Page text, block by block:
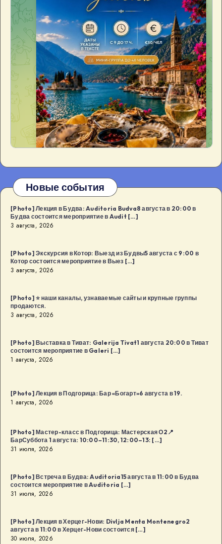
Новые события
[Photo] Лекция в Будва: Auditoria Budva8 августа в 20:00 в
Будва состоится мероприятие в Audit […]
3 августа, 2026
[Photo] Экскурсия в Котор: Выезд из Будвы5 августа с 9:00 в
Котор состоится мероприятие в Выез […]
3 августа, 2026
[Photo] ⭐️ наши каналы, узнаваемые сайты и крупные группы
продаются.
3 августа, 2026
[Photo] Выставка в Тиват: Galerija Tivat1 августа 20:00 в Тиват
состоится мероприятие в Galeri […]
1 августа, 2026
[Photo] Лекция в Подгорица: Бар «Богарт»6 августа в 19.
1 августа, 2026
[Photo] Мастер-класс в Подгорица: Мастерская О2📍
БарСуббота 1 августа: 10:00–11:30, 12:00–13: […]
31 июля, 2026
[Photo] Встреча в Будва: Auditoria15 августа в 11:00 в Будва
состоится мероприятие в Auditoria […]
31 июля, 2026
[Photo] Лекция в Херцег-Нови: Divlja Menta Montenegro2
августа в 11:00 в Херцег-Нови состоится […]
30 июля, 2026